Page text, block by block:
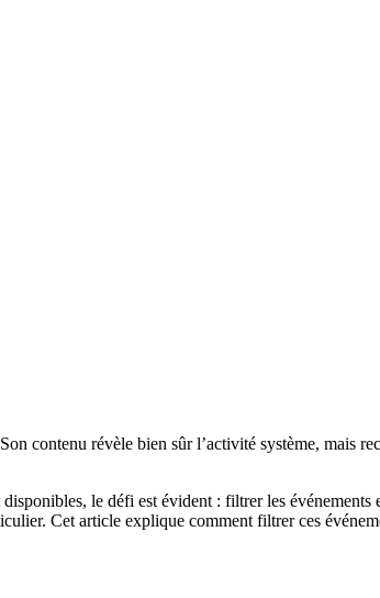
contenu révèle bien sûr l’activité système, mais
le défi est évident : filtrer les événements
Cet article explique comment filtrer ces